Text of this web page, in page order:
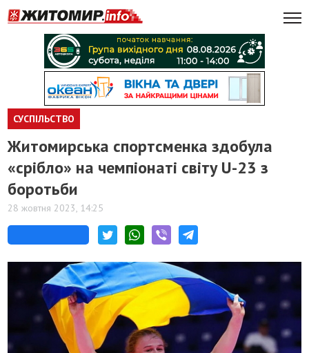
СУСПІЛЬСТВО
Житомирська спортсменка здобула
«срібло» на чемпіонаті світу U-23 з
боротьби
28 жовтня 2023, 14:25